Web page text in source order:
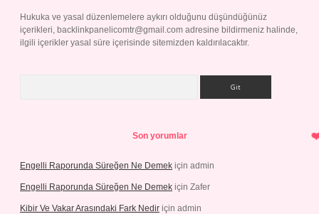
Hukuka ve yasal düzenlemelere aykırı olduğunu düşündüğünüz
içerikleri, backlinkpanelicomtr@gmail.com adresine bildirmeniz halinde,
ilgili içerikler yasal süre içerisinde sitemizden kaldırılacaktır.
Son yorumlar
Engelli Raporunda Süreğen Ne Demek için admin
Engelli Raporunda Süreğen Ne Demek için Zafer
Kibir Ve Vakar Arasındaki Fark Nedir için admin